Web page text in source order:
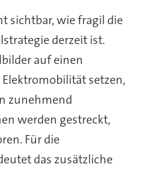
sichtbar, wie fragil die
derzeit ist.
auf einen
setzen,
zunehmend
werden gestreckt,
Für die
das zusätzliche